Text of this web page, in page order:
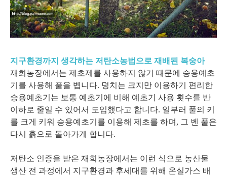
지구환경까지 생각하는 저탄소농법으로 재배된 복숭아
재희농장에서는 제초제를 사용하지 않기 때문에 승용예초
기를 사용해 풀을 벱니다. 덩치는 크지만 이용하기 편리한
승용예초기는 보통 예초기에 비해 예초기 사용 횟수를 반
이하로 줄일 수 있어서 도입했다고 합니다. 일부러 풀의 키
를 크게 키워 승용예초기를 이용해 제초를 하며, 그 벤 풀은
다시 흙으로 돌아가게 합니다.
저탄소 인증을 받은 재희농장에서는 이런 식으로 농산물
생산 전 과정에서 지구환경과 후세대를 위해 온실가스 배